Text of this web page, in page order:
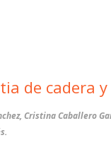
de cadera
Cristina Caballero